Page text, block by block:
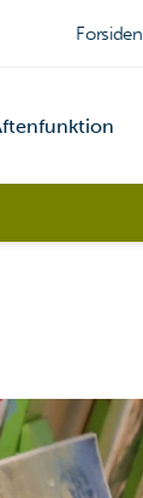
Forsiden